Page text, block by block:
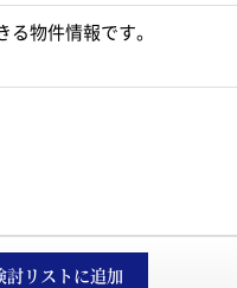
物件情報です。
討リストに追加